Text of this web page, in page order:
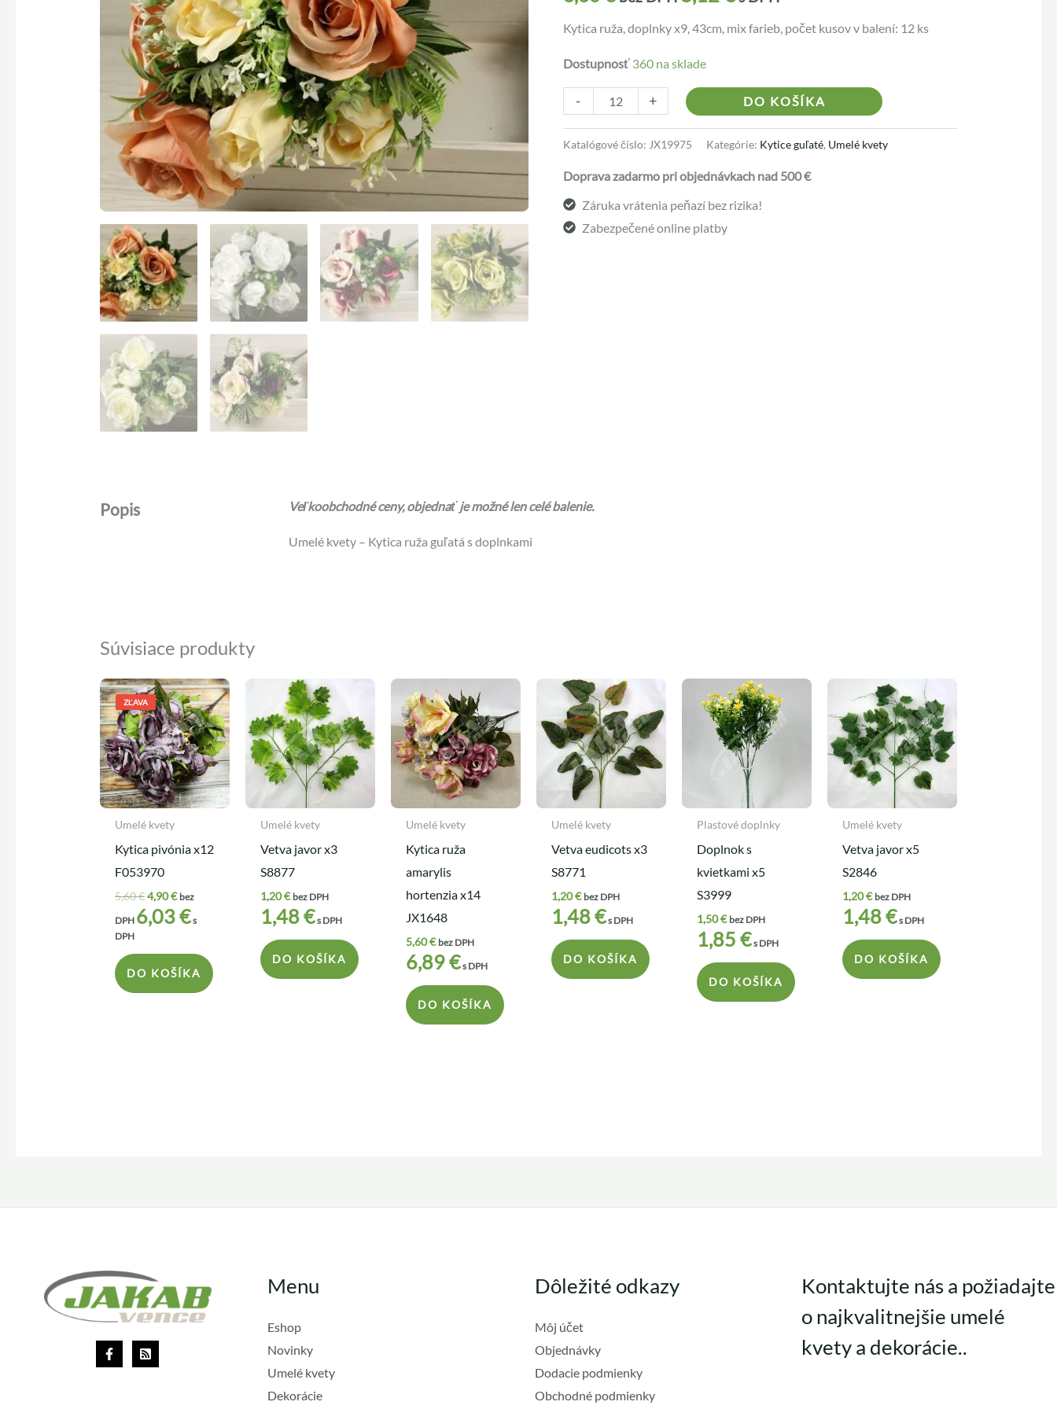
Kytica ruža, doplnky x9, 43cm, mix farieb, počet kusov v balení: 12 ks
Dostupnosť 360 na sklade
- + DO KOŠÍKA
Katalógové číslo: JX19975 Kategórie: Kytice guľaté, Umelé kvety
Doprava zadarmo pri objednávkach nad 500 €
Záruka vrátenia peňazí bez rizika!
Zabezpečené online platby
Popis Veľkoobchodné ceny, objednať je možné len celé balenie.
Umelé kvety – Kytica ruža guľatá s doplnkami
Súvisiace produkty
ZĽAVA
Umelé kvety
Kytica pivónia x12
F053970
5,60€
Pôvodná
cena
bola:
5,60 €.
4,90€
Aktuálna
cena
je:
4,90 €.
bez
DPH 6,03€s
DPH
DO KOŠÍKA
Umelé kvety
Vetva javor x3
S8877
1,20€ bez DPH
1,48€s DPH
DO KOŠÍKA
Umelé kvety
Kytica ruža
amarylis
hortenzia x14
JX1648
5,60€ bez DPH
6,89€s DPH
DO KOŠÍKA
Umelé kvety
Vetva eudicots x3
S8771
1,20€ bez DPH
1,48€s DPH
DO KOŠÍKA
Plastové doplnky
Doplnok s
kvietkami x5
S3999
1,50€ bez DPH
1,85€s DPH
DO KOŠÍKA
Umelé kvety
Vetva javor x5
S2846
1,20€ bez DPH
1,48€s DPH
DO KOŠÍKA
Menu
Eshop
Novinky
Umelé kvety
Dekorácie
Dôležité odkazy
Môj účet
Objednávky
Dodacie podmienky
Obchodné podmienky
Kontaktujte nás a požiadajte
o najkvalitnejšie umelé
kvety a dekorácie..